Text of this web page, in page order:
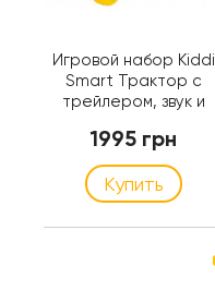
Игровой набор Kiddi
Smart Трактор с
трейлером, звук и
1995 грн
Купить